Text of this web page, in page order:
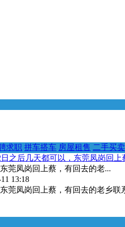
求职 拼车搭车 房屋租售 二手买卖
日之后几天都可以，东莞凤岗回上
莞凤岗回上蔡，有回去的老...
13:18
莞凤岗回上蔡，有回去的老乡联